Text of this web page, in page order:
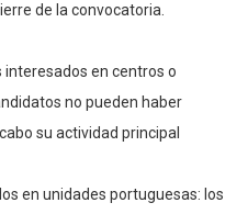
de la convocatoria.
en centros o
no pueden haber
su actividad principal
en unidades portuguesas: los